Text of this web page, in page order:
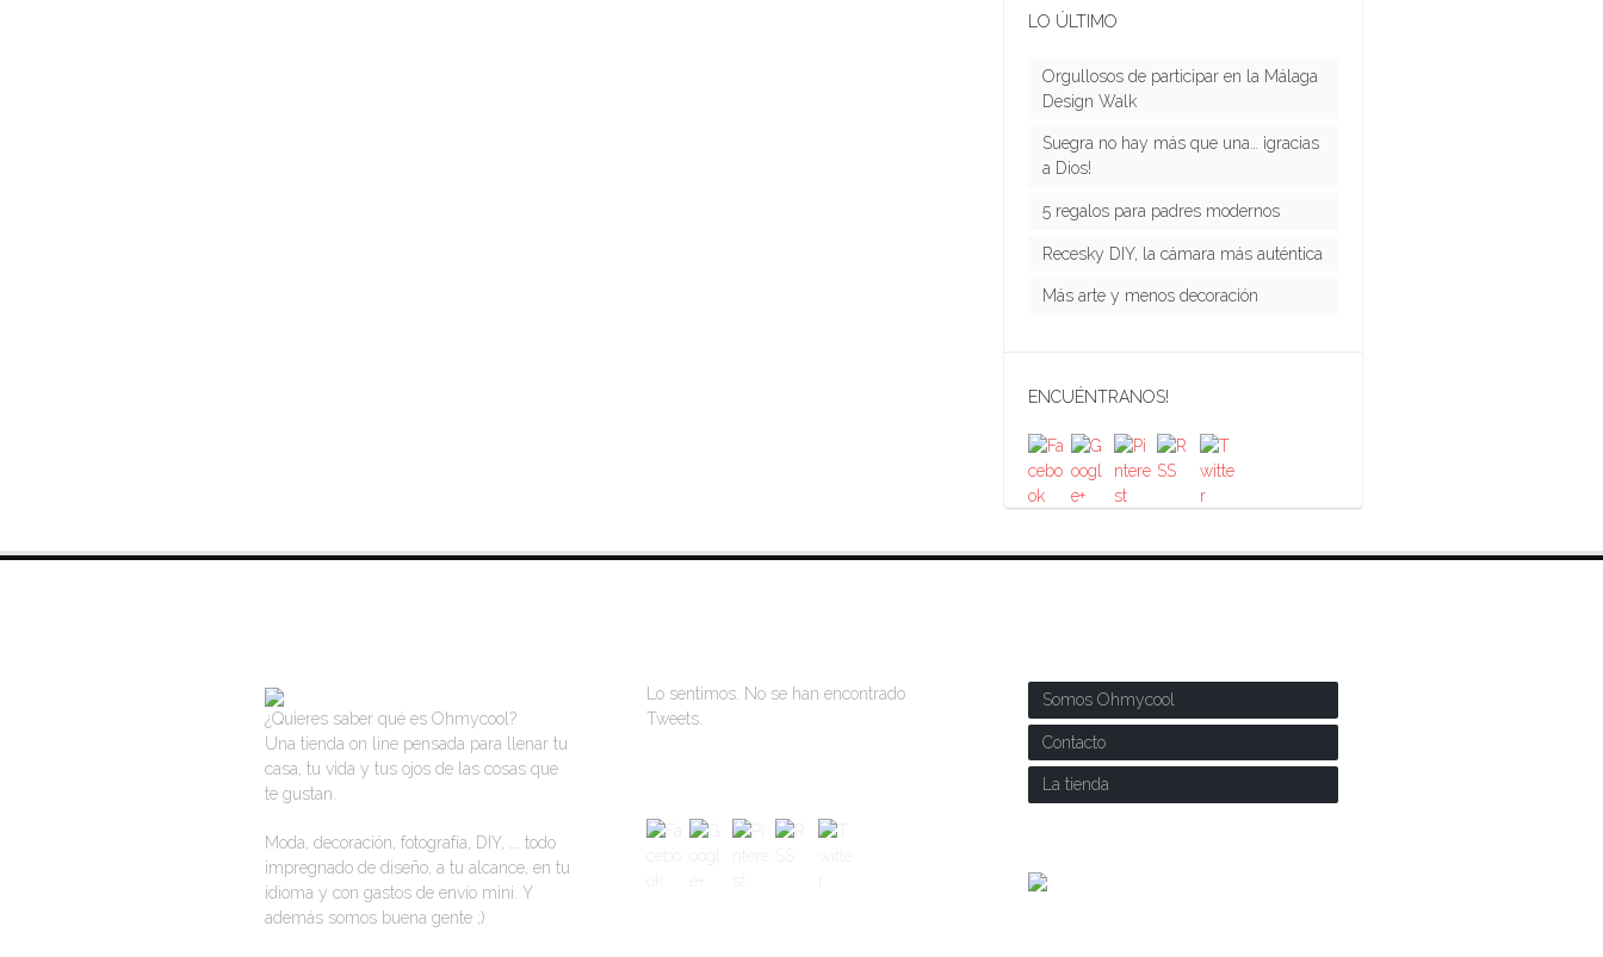
LO ÚLTIMO
Orgullosos de participar en la Málaga
Design Walk
Suegra no hay más que una… ¡gracias
a Dios!
5 regalos para padres modernos
Recesky DIY, la cámara más auténtica
Más arte y menos decoración
ENCUÉNTRANOS!
¿Quieres saber qué es Ohmycool?
Una tienda on line pensada para llenar tu
casa, tu vida y tus ojos de las cosas que
te gustan.
Moda, decoración, fotografía, DIY, ... todo
impregnado de diseño, a tu alcance, en tu
idioma y con gastos de envío mini. Y
además somos buena gente ;)
Lo sentimos. No se han encontrado
Tweets.
Somos Ohmycool
Contacto
La tienda